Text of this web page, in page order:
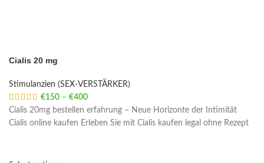
Cialis 20 mg
Stimulanzien (SEX-VERSTÄRKER)
€150 – €400
Cialis 20mg bestellen erfahrung – Neue Horizonte der Intimität
Cialis online kaufen Erleben Sie mit Cialis kaufen legal ohne Rezept